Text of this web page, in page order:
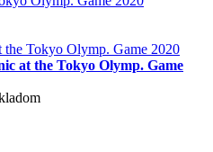
at the Tokyo Olymp. Game